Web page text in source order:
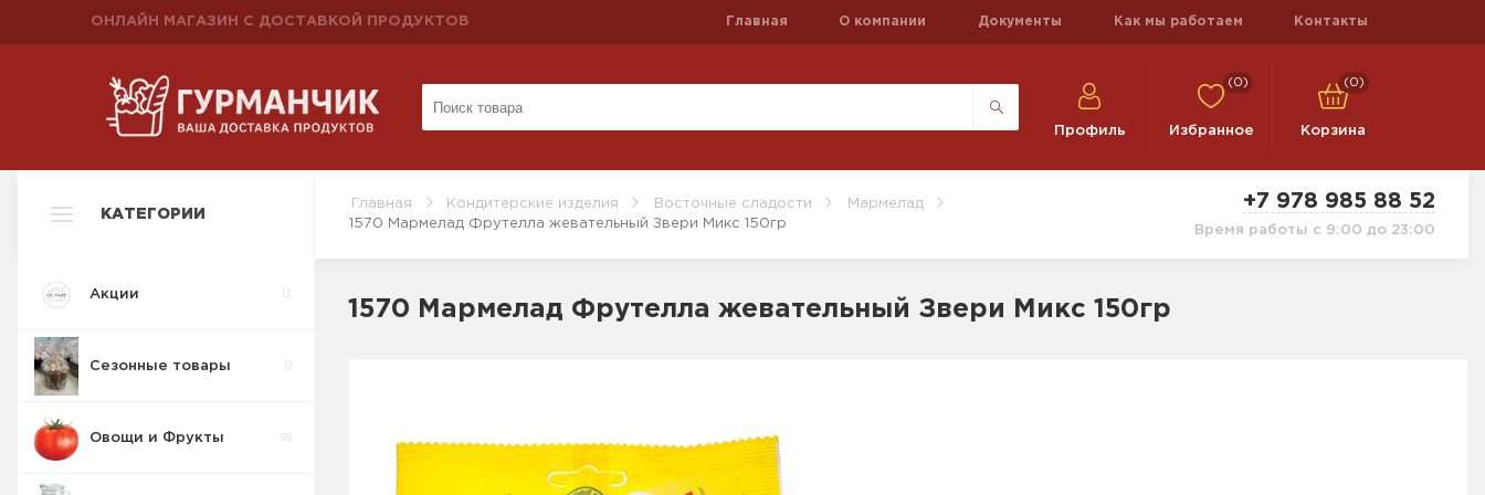
ОНЛАЙН МАГАЗИН С ДОСТАВКОЙ ПРОДУКТОВ Главная О компании Документы Как мы работаем Контакты
Профиль
(0)
Избранное
(0)
Корзина
Главная Кондитерские изделия Восточные сладости
Мармелад
1570 Мармелад Фрутелла жевательный Звери Микс 150гр
+7 978 985 88 52
Время работы с 9:00 до 23:00
КАТЕГОРИИ
Акции 13
Сезонные товары
Овощи и Фрукты 95
1570 Мармелад Фрутелла жевательный Звери Микс 150гр